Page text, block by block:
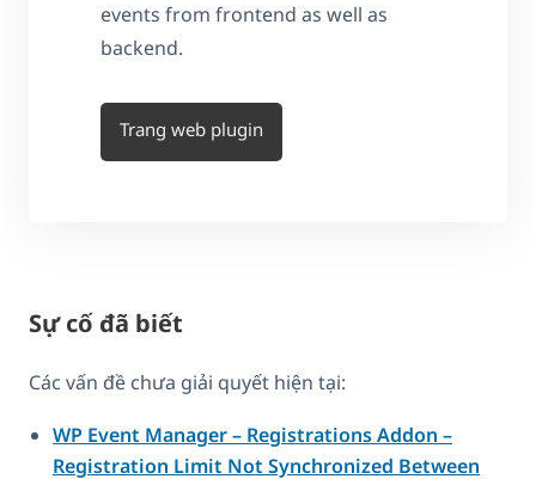
events from frontend as well as
backend.
Trang web plugin
Sự cố đã biết
Các vấn đề chưa giải quyết hiện tại:
WP Event Manager – Registrations Addon –
Registration Limit Not Synchronized Between